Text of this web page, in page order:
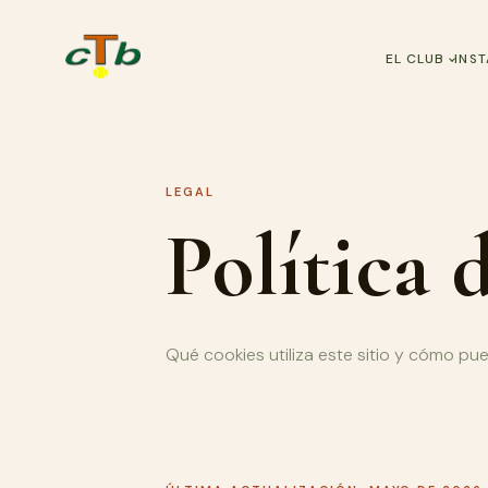
EL CLUB
LEGAL
Política
Qué cookies utiliza este sitio y cómo